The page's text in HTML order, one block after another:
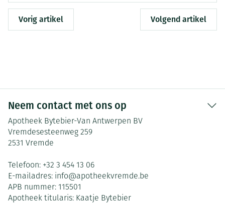
Vorig artikel Volgend artikel
Neem contact met ons op
Apotheek Bytebier-Van Antwerpen BV
Vremdesesteenweg 259
2531 Vremde
Telefoon: +32 3 454 13 06
E-mailadres: info@apotheekvremde.be
APB nummer: 115501
Apotheek titularis: Kaatje Bytebier